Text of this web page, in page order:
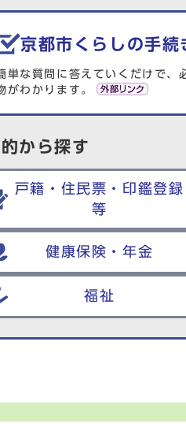
報を探す
京都市くらしの手続
単な質問に答えていくだけで、
がわかります。
的から探す
戸籍・住民票・印鑑登録
等
健康保険・年金
福祉